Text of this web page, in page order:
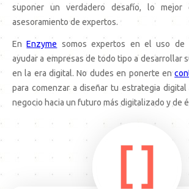
suponer un verdadero desafío, lo
asesoramiento de expertos.
EnEnzyme somos expertos en el uso de
ayudar a empresas de todo tipo a desarrollar
en la era digital. No dudes en ponerte en
para comenzar a diseñar tu estrategia
negocio hacia un futuro más digitalizado y de